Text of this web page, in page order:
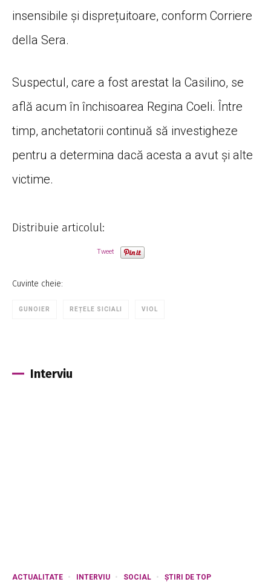
insensibile și disprețuitoare, conform Corriere
della Sera.
Suspectul, care a fost arestat la Casilino, se
află acum în închisoarea Regina Coeli. Între
timp, anchetatorii continuă să investigheze
pentru a determina dacă acesta a avut și alte
victime.
Distribuie articolul:
Tweet
Cuvinte cheie:
GUNOIER REȚELE SICIALI VIOL
Interviu
ACTUALITATE INTERVIU SOCIAL ȘTIRI DE TOP